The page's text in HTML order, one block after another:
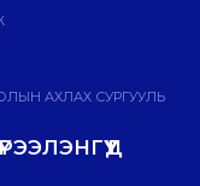
АХЛАХ СУРГУУЛЬ